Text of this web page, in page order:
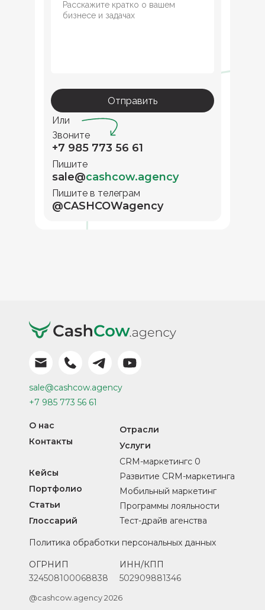
Отправить
Или
@CASHCOWagency
Пишите в телеграм
sale@cashcow.agency
Пишите
+7 985 773 56 61
Звоните
@cashcow.agency 2026
Политика обработки персональных данных
Тест-драйв агенства
Программы лояльности
Мобильный маркетинг
Развитие CRM-маркетинга
CRM-маркетингс 0
+7 985 773 56 61
sale@cashcow.agency
ОГРНИП
324508100068838
Контакты
Статьи
Глоссарий
Портфолио
Отрасли
Кейсы
Услуги
О нас
ИНН/КПП
502909881346